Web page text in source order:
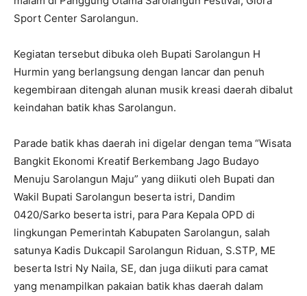
Sport Center Sarolangun.
Kegiatan tersebut dibuka oleh Bupati Sarolangun H
Hurmin yang berlangsung dengan lancar dan penuh
kegembiraan ditengah alunan musik kreasi daerah dibalut
keindahan batik khas Sarolangun.
Parade batik khas daerah ini digelar dengan tema “Wisata
Bangkit Ekonomi Kreatif Berkembang Jago Budayo
Menuju Sarolangun Maju” yang diikuti oleh Bupati dan
Wakil Bupati Sarolangun beserta istri, Dandim
0420/Sarko beserta istri, para Para Kepala OPD di
lingkungan Pemerintah Kabupaten Sarolangun, salah
satunya Kadis Dukcapil Sarolangun Riduan, S.STP, ME
beserta Istri Ny Naila, SE, dan juga diikuti para camat
yang menampilkan pakaian batik khas daerah dalam